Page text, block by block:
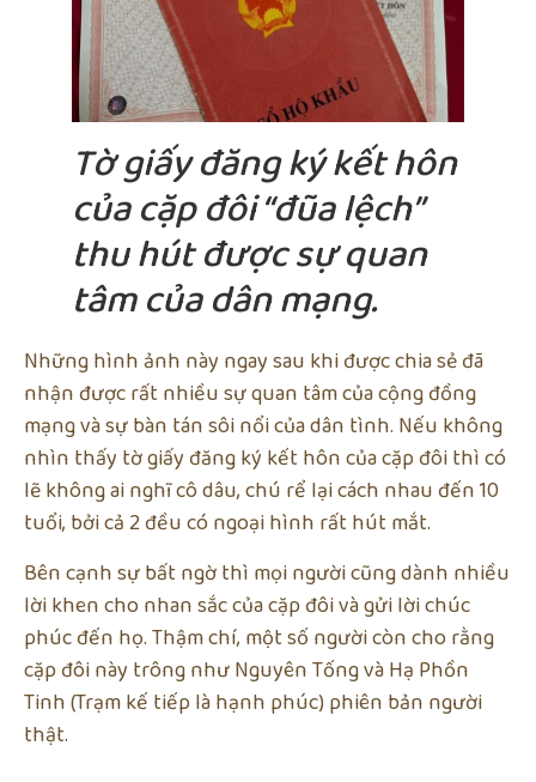
Tờ giấy đăng ký kết hôn
của cặp đôi “đũa lệch”
thu hút được sự quan
tâm của dân mạng.
Những hình ảnh này ngay sau khi được chia sẻ đã
nhận được rất nhiều sự quan tâm của cộng đồng
mạng và sự bàn tán sôi nổi của dân tình. Nếu không
nhìn thấy tờ giấy đăng ký kết hôn của cặp đôi thì có
lẽ không ai nghĩ cô dâu, chú rể lại cách nhau đến 10
tuổi, bởi cả 2 đều có ngoại hình rất hút mắt.
Bên cạnh sự bất ngờ thì mọi người cũng dành nhiều
lời khen cho nhan sắc của cặp đôi và gửi lời chúc
phúc đến họ. Thậm chí, một số người còn cho rằng
cặp đôi này trông như Nguyên Tống và Hạ Phồn
Tinh (Trạm kế tiếp là hạnh phúc) phiên bản người
thật.